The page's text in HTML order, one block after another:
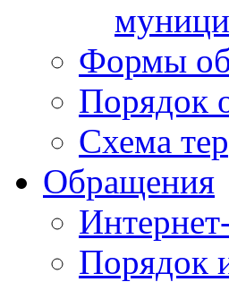
Формы
Порядок
Схема
Обращения
Порядок